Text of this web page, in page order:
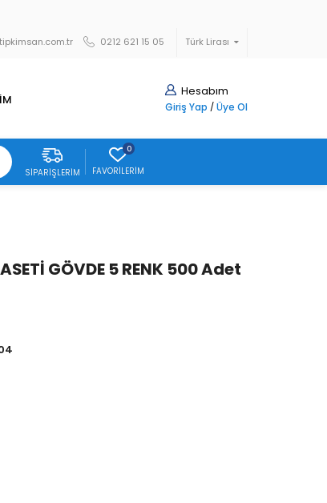
Türk Lirası
0212 621 15 05
Hesabım
Giriş Yap / Üye Ol
SIPARIŞLERIM
0
FAVORILERIM
GÖVDE 5 RENK 500 Adet